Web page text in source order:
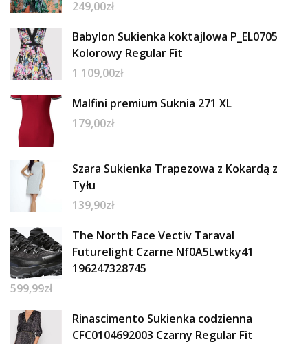
249,00zł
Babylon Sukienka koktajlowa P_EL0705
Kolorowy Regular Fit
1 109,00zł
Malfini premium Suknia 271 XL
179,00zł
Szara Sukienka Trapezowa z Kokardą z
Tyłu
139,90zł
The North Face Vectiv Taraval
Futurelight Czarne Nf0A5Lwtky41
196247328745
599,99zł
Rinascimento Sukienka codzienna
CFC0104692003 Czarny Regular Fit